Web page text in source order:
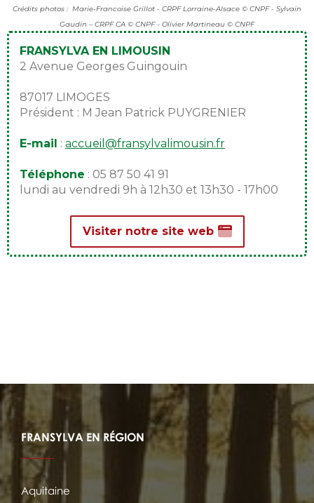
Crédits photos : Marie-Francoise Grillot - CRPF Lorraine-Alsace © CNPF - Sylvain
Gaudin – CRPF CA © CNPF - Olivier Martineau © CNPF
FRANSYLVA EN LIMOUSIN
2 Avenue Georges Guingouin
87017 LIMOGES
Président : M Jean Patrick PUYGRENIER
E-mail : accueil@fransylvalimousin.fr
Téléphone : 05 87 50 41 91
lundi au vendredi 9h à 12h30 et 13h30 - 17h00
Visiter notre site web
FRANSYLVA EN RÉGION
Aquitaine